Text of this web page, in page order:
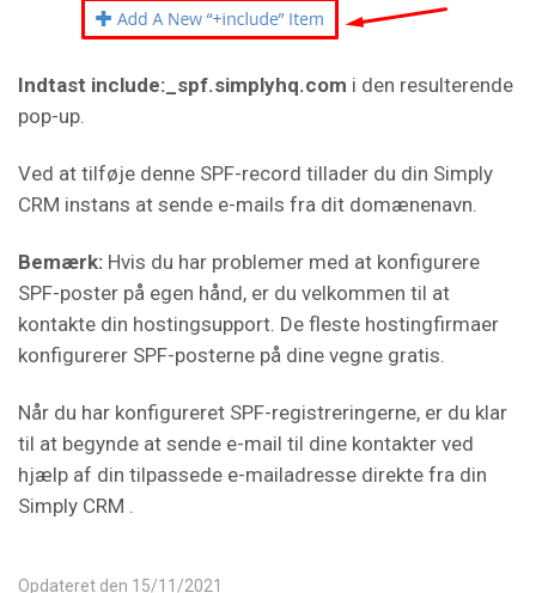
Indtast include:_spf.simplyhq.com i den resulterende
pop-up.
Ved at tilføje denne SPF-record tillader du din Simply
CRM instans at sende e-mails fra dit domænenavn.
Bemærk: Hvis du har problemer med at konfigurere
SPF-poster på egen hånd, er du velkommen til at
kontakte din hostingsupport. De fleste hostingfirmaer
konfigurerer SPF-posterne på dine vegne gratis.
Når du har konfigureret SPF-registreringerne, er du klar
til at begynde at sende e-mail til dine kontakter ved
hjælp af din tilpassede e-mailadresse direkte fra din
Simply CRM .
Opdateret den 15/11/2021